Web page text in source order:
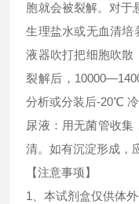
胞就会被裂解。对于
生理盐水或无血清培
液器吹打把细胞吹散
裂解后，
分析或分装后-20℃ 冷
尿液：用无菌管收集
清。如有沉淀形成，
【注意事项】
1、本试剂盒仅供体